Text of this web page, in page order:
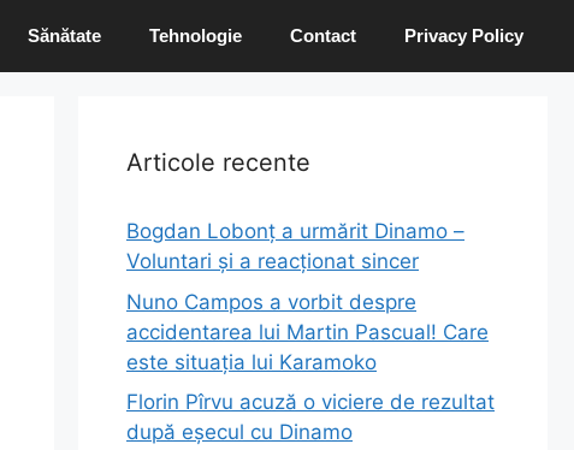
Sănătate Tehnologie Contact Privacy Policy
Articole recente
Bogdan Lobonț a urmărit Dinamo –
Voluntari și a reacționat sincer
Nuno Campos a vorbit despre
accidentarea lui Martin Pascual! Care
este situația lui Karamoko
Florin Pîrvu acuză o viciere de rezultat
după eșecul cu Dinamo